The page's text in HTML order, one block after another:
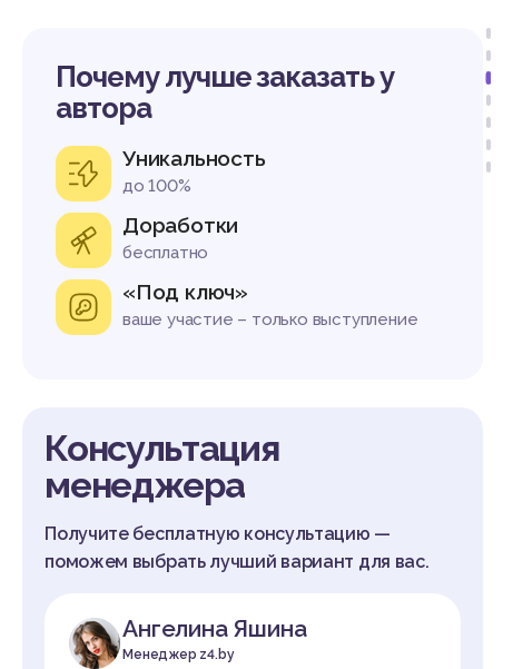
Почему лучше заказать у
автора
Уникальность
до 100%
Доработки
бесплатно
«Под ключ»
ваше участие – только выступление
Консультация
менеджера
Получите бесплатную консультацию —
поможем выбрать лучший вариант для вас.
Ангелина Яшина
Менеджер z4.by